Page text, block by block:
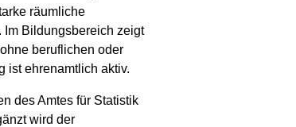
räumliche
Bildungsbereich zeigt
beruflichen oder
ist ehrenamtlich aktiv.
des Amtes für Statistik
wird der